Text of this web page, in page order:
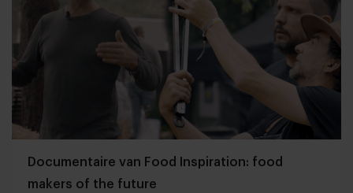
Documentaire van Food Inspiration: food
makers of the future